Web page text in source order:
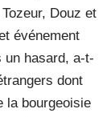
Douz et
événement
un hasard, a-t-
dont
la bourgeoisie